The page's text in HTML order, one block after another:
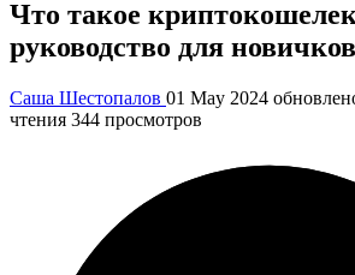
Что такое
руководство для новичков
Саша Шестопалов 01 May 2024
чтения 344 просмотров